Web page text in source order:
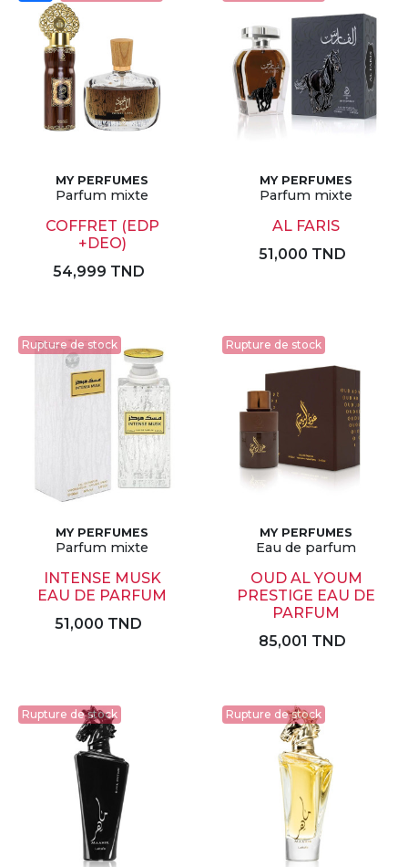
MY PERFUMES
Parfum mixte
COFFRET (EDP
+DEO)
54,999 TND
MY PERFUMES
Parfum mixte
AL FARIS
51,000 TND
Rupture de stock
MY PERFUMES
Parfum mixte
INTENSE MUSK
EAU DE PARFUM
51,000 TND
Rupture de stock
MY PERFUMES
Eau de parfum
OUD AL YOUM
PRESTIGE EAU DE
PARFUM
85,001 TND
Rupture de stock Rupture de stock